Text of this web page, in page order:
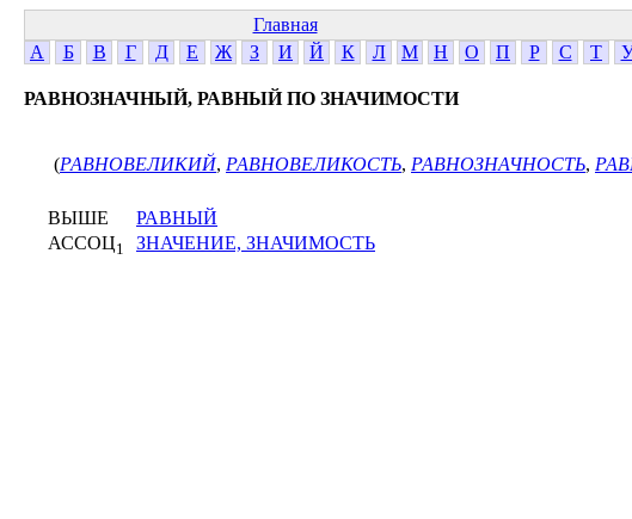
Главная
А
Б В Г Д Е Ж З И Й К Л М Н О П Р С Т
РАВНОЗНАЧНЫЙ, РАВНЫЙ ПО ЗНАЧИМОСТИ
(РАВНОВЕЛИКИЙ, РАВНОВЕЛИКОСТЬ, РАВНОЗНАЧНОСТЬ,
ВЫШЕ
РАВНЫЙ
АССОЦ1 ЗНАЧЕНИЕ, ЗНАЧИМОСТЬ